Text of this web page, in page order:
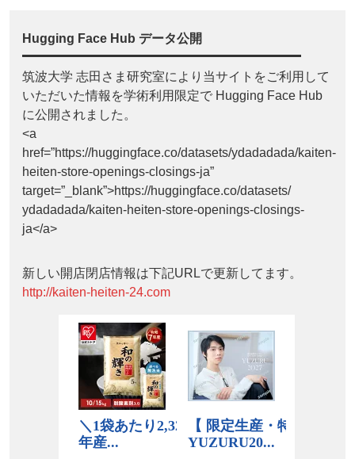
Hugging Face Hub データ公開
筑波大学 志田さま研究室により当サイトをご利用して
いただいた情報を学術利用限定で Hugging Face Hub
に公開されました。
<a
href=”https://huggingface.co/datasets/ydadadada/kaiten-
heiten-store-openings-closings-ja”
target=”_blank”>https://huggingface.co/datasets/
ydadadada/kaiten-heiten-store-openings-closings-
ja</a>
新しい開店閉店情報は下記URLで更新してます。
http://kaiten-heiten-24.com